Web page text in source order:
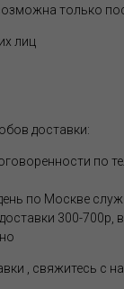
только
лиц
доставки:
по
по Москве
300-700р,
, свяжитесь